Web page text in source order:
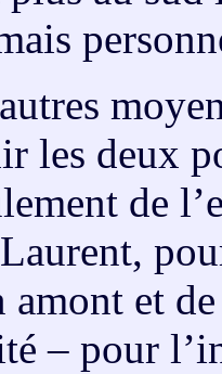
les deux
de
amont et
– pour